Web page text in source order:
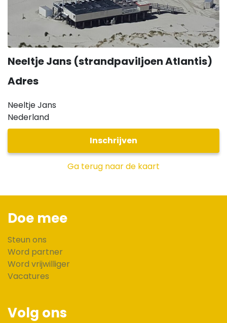
Neeltje Jans (strandpaviljoen Atlantis)
Adres
Neeltje Jans
Nederland
Inschrijven
Ga terug naar de kaart
Doe mee
Steun ons
Word partner
Word vrijwilliger
Vacatures
Volg ons